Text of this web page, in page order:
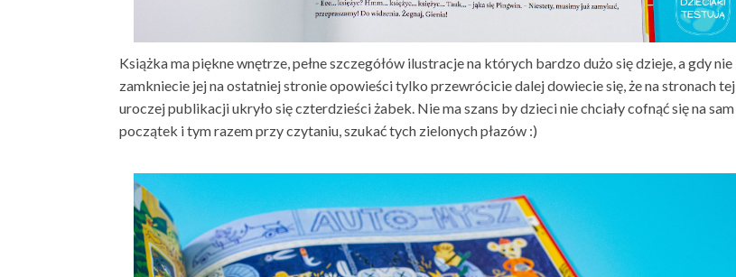
Książka ma piękne wnętrze, pełne szczegółów ilustracje na których bardzo dużo się dzieje, a gdy nie
zamkniecie jej na ostatniej stronie opowieści tylko przewrócicie dalej dowiecie się, że na stronach tej
uroczej publikacji ukryło się czterdzieści żabek. Nie ma szans by dzieci nie chciały cofnąć się na sam
początek i tym razem przy czytaniu, szukać tych zielonych płazów :)